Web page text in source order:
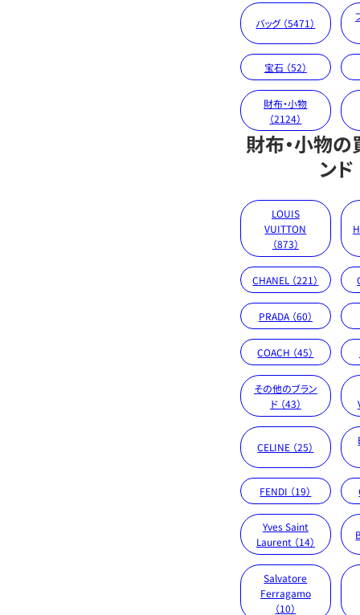
バッグ （5471）
宝石 （52）
財布・小物
（2124）
財布・小物
ンド
LOUIS
VUITTON
（873）
CHANEL （221）
PRADA （60）
COACH （45）
その他のブラン
ド （43）
CELINE （25）
FENDI （19）
Yves Saint
Laurent （14）
Salvatore
Ferragamo
（10）